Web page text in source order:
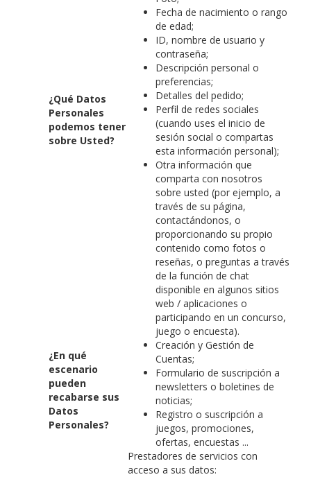
¿Qué Datos
Personales
podemos tener
sobre Usted?
Fecha de nacimiento o rango
de edad;
ID, nombre de usuario y
contraseña;
Descripción personal o
preferencias;
Detalles del pedido;
Perfil de redes sociales
(cuando uses el inicio de
sesión social o compartas
esta información personal);
Otra información que
comparta con nosotros
sobre usted (por ejemplo, a
través de su página,
contactándonos, o
proporcionando su propio
contenido como fotos o
reseñas, o preguntas a través
de la función de chat
disponible en algunos sitios
web / aplicaciones o
participando en un concurso,
juego o encuesta).
¿En qué
escenario
pueden
recabarse sus
Datos
Personales?
Creación y Gestión de
Cuentas;
Formulario de suscripción a
newsletters o boletines de
noticias;
Registro o suscripción a
juegos, promociones,
ofertas, encuestas ...
Prestadores de servicios con
acceso a sus datos: